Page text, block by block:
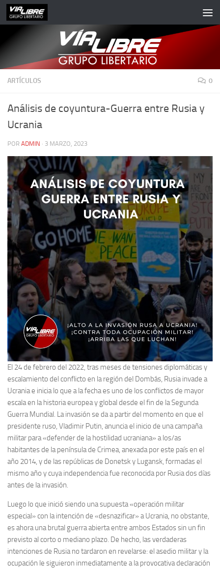
Saltar al contenido
ARTÍCULOS 0
Análisis de coyuntura-Guerra entre Rusia y
Ucrania
POR ADMIN · 3 MARZO, 2023
El 24 de febrero del 2022, tras meses de tensiones diplomáticas y
escalamiento del conflicto en la región del Dombás, Rusia invade a
Ucrania e inicia lo que a la fecha es uno de los conflictos de mayor
escala en la historia europea y global desde el fin de la Segunda
Guerra Mundial. La invasión se da a partir del momento en que el
presidente ruso, Vladimir Putin, anuncia el inicio de una campaña
militar para «defender de la hostilidad ucraniana» a los/as
habitantes de la península de Crimea, anexada por este país en el
año 2014, y de las repúblicas de Donetsk y Lugansk, formadas el
mismo año y cuya independencia fue reconocida por Rusia dos días
antes de la invasión.
Luego lo que inició siendo una supuesta «operación militar
especial» con la intención de «desnazificar» a Ucrania, no obstante,
es ahora una brutal guerra abierta entre ambos Estados sin un fin
previsto al corto o mediano plazo. De hecho, las verdaderas
intenciones de Rusia no tardaron en revelarse: el asedio militar y la
ocupación le siguieron inmediatamente a la provocativa declaración